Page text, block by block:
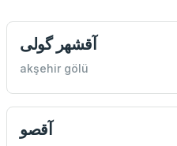
آقشهر گولی
akşehir gölü
آقصو